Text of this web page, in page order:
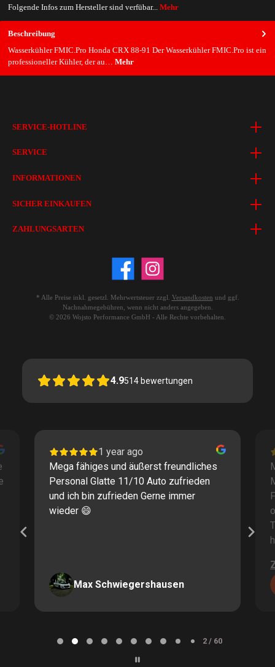
Beschreibung
Wasserkühler FMIC.Pro Honda CRX 88-91 Der Wasserkühler FMIC.Pro ist ein
professioneller Kühler, der au… Mehr
Folgende Infos zum Hersteller sind verfübar... Mehr
SERVICE-HOTLINE
SERVICE
INFORMATIONEN
SICHER EINKAUFEN
ZAHLUNGSARTEN
* Alle Preise inkl. gesetzl. Mehrwertsteuer zzgl. Versandkosten und ggf.
Nachnahmegebühren, wenn nicht anders angegeben.
© 2026 Wojsto Performance GmbH - Alle Rechte vorbehalten.
4.9514 bewertungen
1 year ago
Mega fähiges und äußerst freundliches
Personal Glatte 11/10 Auto zufrieden
und ich bin zufrieden Gerne immer
wieder 😄
Max Schwiegershausen
2 / 60